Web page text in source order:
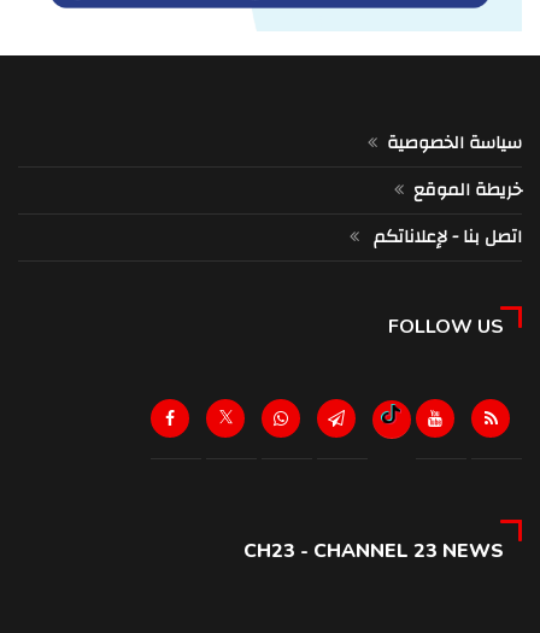
سياسة الخصوصية
خريطة الموقع
اتصل بنا - لإعلاناتكم
FOLLOW US
CH23 - CHANNEL 23 NEWS